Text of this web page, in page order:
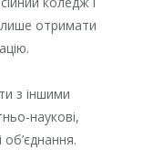
отримати
з іншими
наукові,
об’єднання.